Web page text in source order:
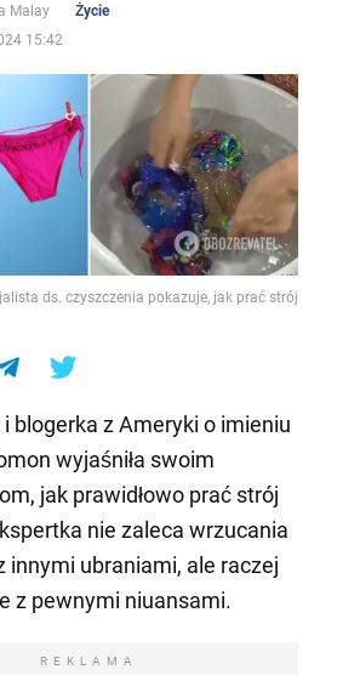
Malay
Życie
15:42
ds. czyszczenia pokazuje, jak prać strój
blogerka z Ameryki o imieniu
wyjaśniła swoim
jak prawidłowo prać strój
nie zaleca wrzucania
innymi ubraniami, ale raczej
z pewnymi niuansami.
REKLAMA